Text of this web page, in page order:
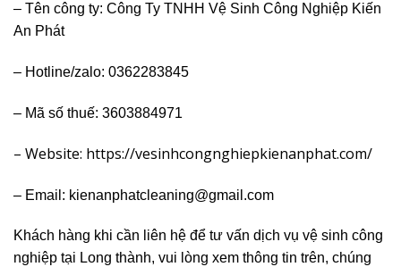
– Tên công ty: Công Ty TNHH Vệ Sinh Công Nghiệp Kiến
An Phát
– Hotline/zalo: 0362283845
– Mã số thuế: 3603884971
– Website: https://vesinhcongnghiepkienanphat.com/
– Email: kienanphatcleaning@gmail.com
Khách hàng khi cần liên hệ để tư vấn dịch vụ vệ sinh công
nghiệp tại Long thành, vui lòng xem thông tin trên, chúng